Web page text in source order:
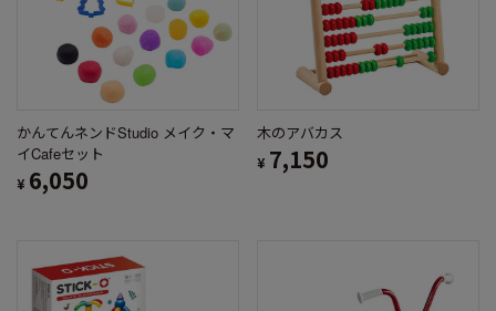
かんてんネンドStudio メイク・マ
イCafeセット
¥ 6,050
木のアバカス
¥ 7,150